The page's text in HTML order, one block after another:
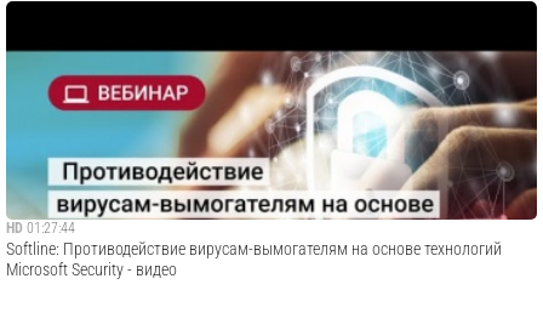
HD 01:27:44
​Softline: Противодействие вирусам-вымогателям на основе технологий
Microsoft Security - видео